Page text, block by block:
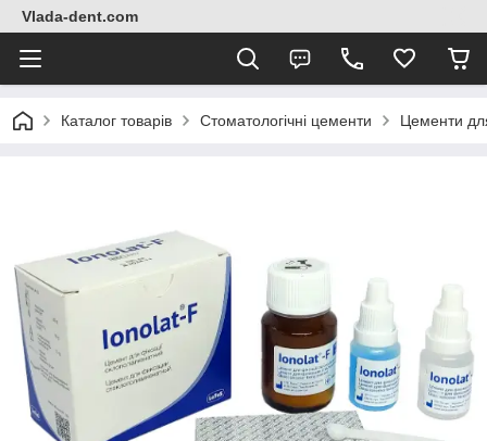
Vlada-dent.com
Каталог товарів Стоматологічні цементи Цементи